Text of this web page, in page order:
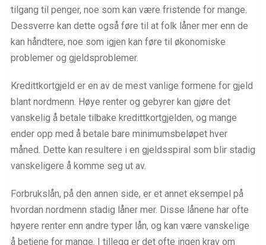
tilgang til penger, noe som kan være fristende for mange.
Dessverre kan dette også føre til at folk låner mer enn de
kan håndtere, noe som igjen kan føre til økonomiske
problemer og gjeldsproblemer.
Kredittkortgjeld er en av de mest vanlige formene for gjeld
blant nordmenn. Høye renter og gebyrer kan gjøre det
vanskelig å betale tilbake kredittkortgjelden, og mange
ender opp med å betale bare minimumsbeløpet hver
måned. Dette kan resultere i en gjeldsspiral som blir stadig
vanskeligere å komme seg ut av.
Forbrukslån, på den annen side, er et annet eksempel på
hvordan nordmenn stadig låner mer. Disse lånene har ofte
høyere renter enn andre typer lån, og kan være vanskelige
å betjene for mange. I tillegg er det ofte ingen krav om